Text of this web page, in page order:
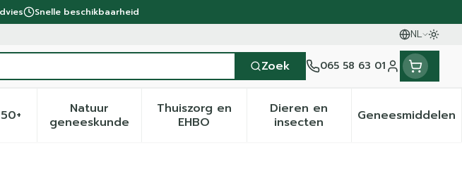
Snelle beschikbaarheid
NL
Talen
Zoek 065 58 63 01
Klant menu
categorie categorie
en kinderen categorie
submenu voor Vitaliteit 50+ categorie
Natuur
geneeskundeToon submenu voor Natuur geneeskunde categorie
Thuiszorg en
EHBOToon submenu voor Thuiszorg en EHBO
Dieren en
insectenToon submenu voor
Geneesmiddelen
Toon